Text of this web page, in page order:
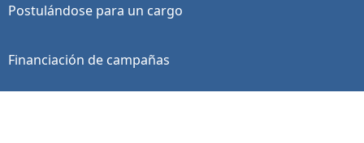
Postulándose para un cargo
Financiación de campañas